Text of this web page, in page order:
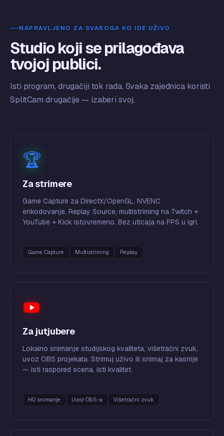
NAPRAVLJENO ZA SVAKOGA KO IDE UŽIVO
Studio koji se prilagođava
tvojoj publici.
Isti program, drugačiji tok rada. Svaka zajednica koristi
SplitCam drugačije — izaberi svoj.
🏆
Za strimere
Game Capture za DirectX/OpenGL, NVENC
enkodovanje, Replay Source, multistriming na Twitch +
YouTube + Kick istovremeno. Bez uticaja na FPS u igri.
Game Capture Multistriming Replay
Za jutjubere
Lokalno snimanje studijskog kvaliteta, višetračni zvuk,
uvoz OBS projekata. Strimuj uživo ili snimaj za kasnije
— isti raspored scena, isti kvalitet.
HD snimanje Uvoz OBS-a Višetračni zvuk